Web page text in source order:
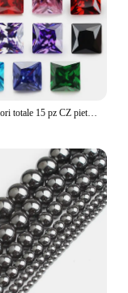
1 pz Per colori totale 15 pz CZ pietra 5A piazza principessa taglio sciolto Cubic Zirconia pietra preziosa sintetica Per gioielli